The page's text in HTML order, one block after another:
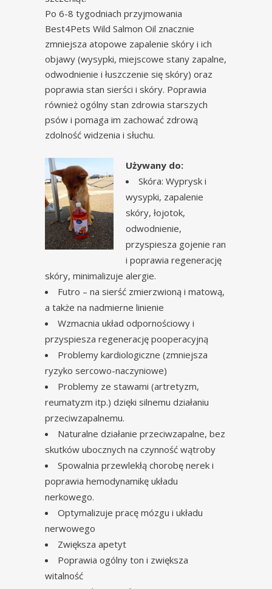
Po 6-8 tygodniach przyjmowania
Best4Pets Wild Salmon Oil znacznie
zmniejsza atopowe zapalenie skóry i ich
objawy (wysypki, miejscowe stany zapalne,
odwodnienie i łuszczenie się skóry) oraz
poprawia stan sierści i skóry. Poprawia
również ogólny stan zdrowia starszych
psów i pomaga im zachować zdrową
zdolność widzenia i słuchu.
Używany do:
Skóra: Wyprysk i
wysypki, zapalenie
skóry, łojotok,
odwodnienie,
przyspiesza gojenie ran
i poprawia regenerację
skóry, minimalizuje alergie.
Futro – na sierść zmierzwioną i matową,
a także na nadmierne linienie
Wzmacnia układ odpornościowy i
przyspiesza regenerację pooperacyjną
Problemy kardiologiczne (zmniejsza
ryzyko sercowo-naczyniowe)
Problemy ze stawami (artretyzm,
reumatyzm itp.) dzięki silnemu działaniu
przeciwzapalnemu.
Naturalne działanie przeciwzapalne, bez
skutków ubocznych na czynność wątroby
Spowalnia przewlekłą chorobę nerek i
poprawia hemodynamikę układu
nerkowego.
Optymalizuje pracę mózgu i układu
nerwowego
Zwiększa apetyt
Poprawia ogólny ton i zwiększa
witalność